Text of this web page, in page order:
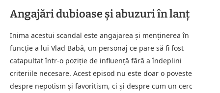
Angajări dubioase și abuzuri în lanț
Inima acestui scandal este angajarea și menținerea în
funcție a lui Vlad Babă, un personaj ce pare să fi fost
catapultat într-o poziție de influență fără a îndeplini
criteriile necesare. Acest episod nu este doar o poveste
despre nepotism și favoritism, ci și despre cum un cerc